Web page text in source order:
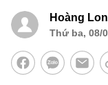
Hoàng
Thứ ba, 08/